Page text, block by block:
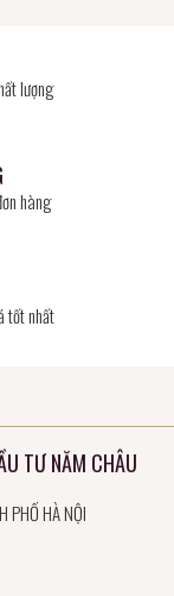
lượng
hàng
tốt nhất
TƯ NĂM CHÂU
PHỐ HÀ NỘI